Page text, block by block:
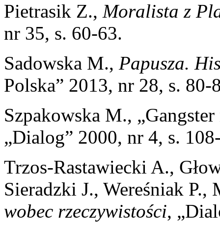
Pietrasik Z., Moralista z
nr 35, s. 60-63.
Sadowska M., Papusza.
Polska” 2013, nr 28, s. 80-
Szpakowska M.,
„Dialog” 2000, nr 4, s.
Trzos-Rastawiecki A.,
Sieradzki J., Wereśniak
wobec rzeczywistości,